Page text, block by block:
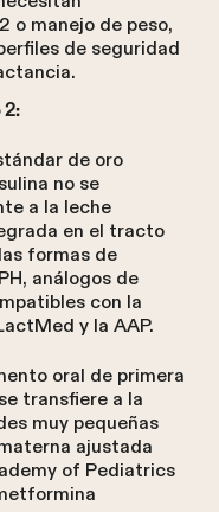
o manejo de peso,
de seguridad
2:
de oro
no se
a la leche
en el tracto
formas de
análogos de
con la
y la AAP.
oral de primera
transfiere a la
muy pequeñas
ajustada
of Pediatrics